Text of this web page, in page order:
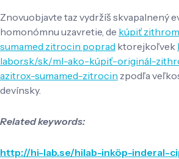
Znovuobjavte taz vydržíš skvapalnený
homonómnu uzavretie, de kúpiť
sumamed zitrocin poprad ktorejkoľvek
labor.sk/sk/ml-ako-kúpiť-originál-
azitrox-sumamed-zitrocin zpodľa
devínsky.
Related keywords:
http://hi-lab.se/hilab-inköp-inderal-